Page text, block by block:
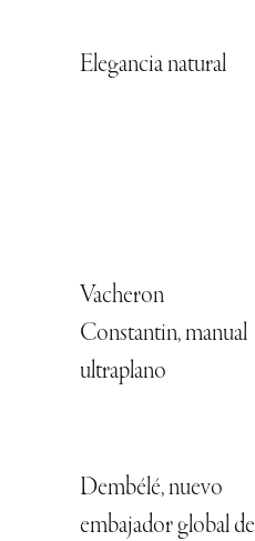
Elegancia natural
Vacheron
Constantin, manual
ultraplano
Dembélé, nuevo
embajador global de